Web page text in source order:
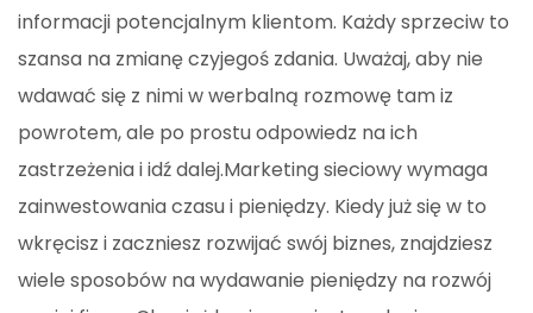
informacji potencjalnym klientom. Każdy sprzeciw to
szansa na zmianę czyjegoś zdania. Uważaj, aby nie
wdawać się z nimi w werbalną rozmowę tam iz
powrotem, ale po prostu odpowiedz na ich
zastrzeżenia i idź dalej.Marketing sieciowy wymaga
zainwestowania czasu i pieniędzy. Kiedy już się w to
wkręcisz i zaczniesz rozwijać swój biznes, znajdziesz
wiele sposobów na wydawanie pieniędzy na rozwój